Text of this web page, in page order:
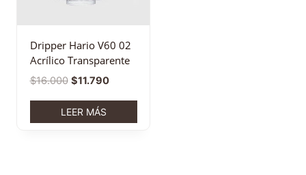
Dripper Hario V60 02
Acrílico Transparente
$16.000 $11.790
LEER MÁS